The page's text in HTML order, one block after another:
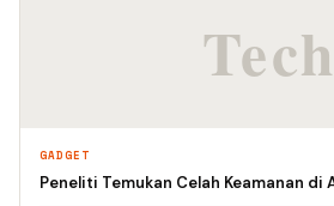
GADGET
Peneliti Temukan Celah Keamanan di